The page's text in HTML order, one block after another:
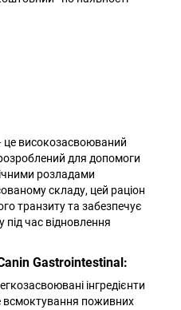
високозасвоюваний
для допомоги
розладами
складу, цей раціон
транзиту та забезпечує
під час відновлення
Gastrointestinal:
інгредієнти
всмоктування поживних